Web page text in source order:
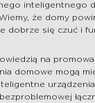
inteligentnego
że domy
dobrze się czuć i
na
domowe mogą